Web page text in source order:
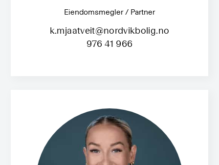
Eiendomsmegler / Partner
k.mjaatveit@nordvikbolig.no
976 41 966